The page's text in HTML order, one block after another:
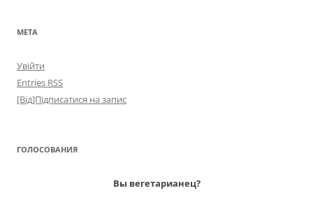
МЕТА
Увійти
Entries RSS
[Від]Підписатися на запис
ГОЛОСОВАНИЯ
Вы вегетарианец?